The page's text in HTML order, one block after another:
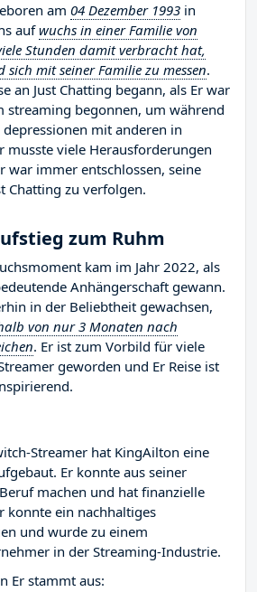
am 04 Dezember 1993 in
aufwuchs in einer Familie von
Stunden damit verbracht hat,
sich mit seiner Familie zu messen.
an Just Chatting begann, als Er war
streaming begonnen, um während
mit anderen in
musste viele Herausforderungen
war immer entschlossen, seine
Chatting zu verfolgen.
zum Ruhm
kam im Jahr 2022, als
Anhängerschaft gewann.
in der Beliebtheit gewachsen,
von nur 3 Monaten nach
. Er ist zum Vorbild für viele
geworden und Er Reise ist
Streamer hat KingAilton eine
Er konnte aus seiner
machen und hat finanzielle
konnte ein nachhaltiges
und wurde zu einem
in der Streaming-Industrie.
Er stammt aus: